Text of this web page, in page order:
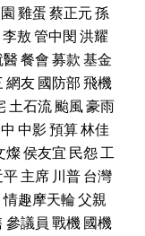
雞蛋蔡正元孫
李敖管中閔洪耀
醫餐會募款基金
網友國防部飛機
土石流颱風豪雨
中影預算林佳
燦侯友宜 民怨工
平主席 川普台灣
情趣摩天輪父親
參議員 戰機國機